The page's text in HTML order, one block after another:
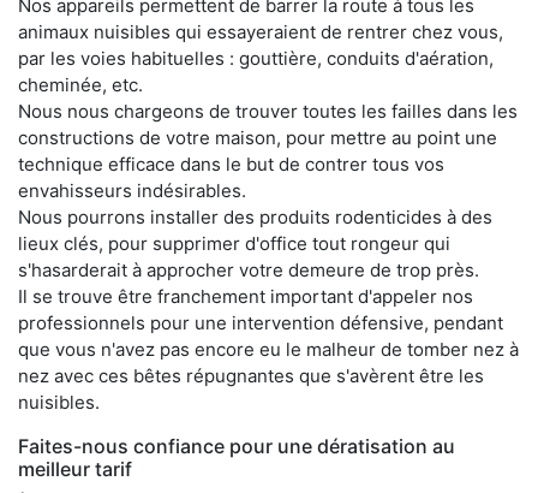
Nos appareils permettent de barrer la route à tous les
animaux nuisibles qui essayeraient de rentrer chez vous,
par les voies habituelles : gouttière, conduits d'aération,
cheminée, etc.
Nous nous chargeons de trouver toutes les failles dans les
constructions de votre maison, pour mettre au point une
technique efficace dans le but de contrer tous vos
envahisseurs indésirables.
Nous pourrons installer des produits rodenticides à des
lieux clés, pour supprimer d'office tout rongeur qui
s'hasarderait à approcher votre demeure de trop près.
Il se trouve être franchement important d'appeler nos
professionnels pour une intervention défensive, pendant
que vous n'avez pas encore eu le malheur de tomber nez à
nez avec ces bêtes répugnantes que s'avèrent être les
nuisibles.
Faites-nous confiance pour une dératisation au
meilleur tarif